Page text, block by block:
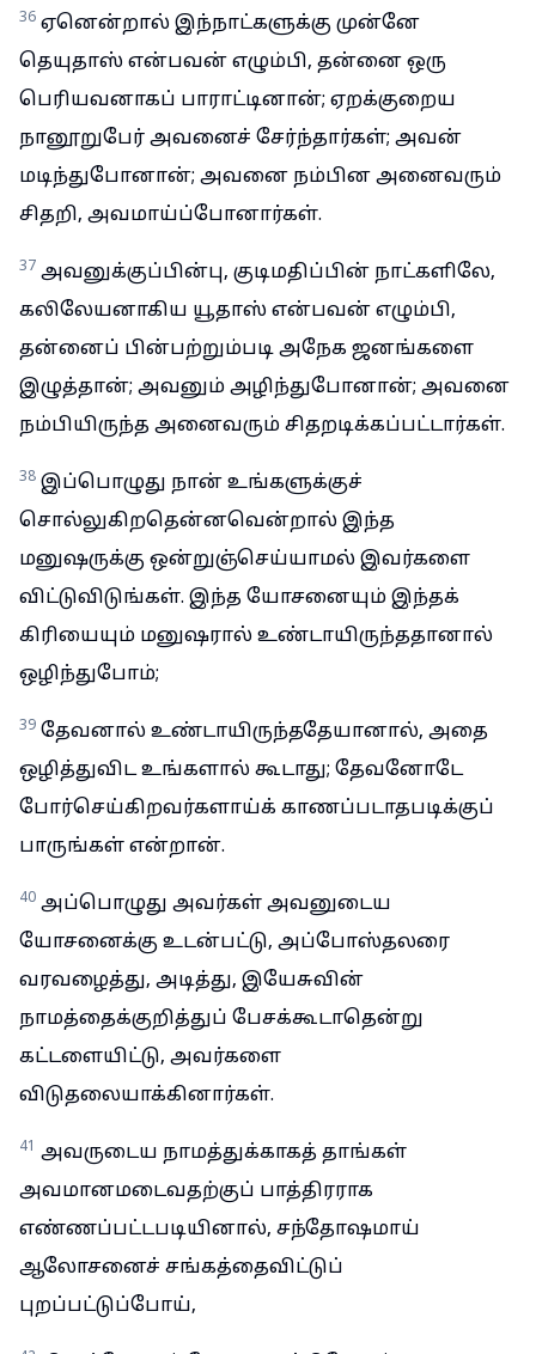
36 ஏனென்றால் இந்நாட்களுக்கு முன்னே
தெயுதாஸ் என்பவன் எழும்பி, தன்னை ஒரு
பெரியவனாகப் பாராட்டினான்; ஏறக்குறைய
நானூறுபேர் அவனைச் சேர்ந்தார்கள்; அவன்
மடிந்துபோனான்; அவனை நம்பின அனைவரும்
சிதறி, அவமாய்ப்போனார்கள்.
37 அவனுக்குப்பின்பு, குடிமதிப்பின் நாட்களிலே,
கலிலேயனாகிய யூதாஸ் என்பவன் எழும்பி,
தன்னைப் பின்பற்றும்படி அநேக ஜனங்களை
இழுத்தான்; அவனும் அழிந்துபோனான்; அவனை
நம்பியிருந்த அனைவரும் சிதறடிக்கப்பட்டார்கள்.
38 இப்பொழுது நான் உங்களுக்குச்
சொல்லுகிறதென்னவென்றால் இந்த
மனுஷருக்கு ஒன்றுஞ்செய்யாமல் இவர்களை
விட்டுவிடுங்கள். இந்த யோசனையும் இந்தக்
கிரியையும் மனுஷரால் உண்டாயிருந்ததானால்
ஒழிந்துபோம்;
39 தேவனால் உண்டாயிருந்ததேயானால், அதை
ஒழித்துவிட உங்களால் கூடாது; தேவனோடே
போர்செய்கிறவர்களாய்க் காணப்படாதபடிக்குப்
பாருங்கள் என்றான்.
40 அப்பொழுது அவர்கள் அவனுடைய
யோசனைக்கு உடன்பட்டு, அப்போஸ்தலரை
வரவழைத்து, அடித்து, இயேசுவின்
நாமத்தைக்குறித்துப் பேசக்கூடாதென்று
கட்டளையிட்டு, அவர்களை
விடுதலையாக்கினார்கள்.
41 அவருடைய நாமத்துக்காகத் தாங்கள்
அவமானமடைவதற்குப் பாத்திரராக
எண்ணப்பட்டபடியினால், சந்தோஷமாய்
ஆலோசனைச் சங்கத்தைவிட்டுப்
புறப்பட்டுப்போய்,